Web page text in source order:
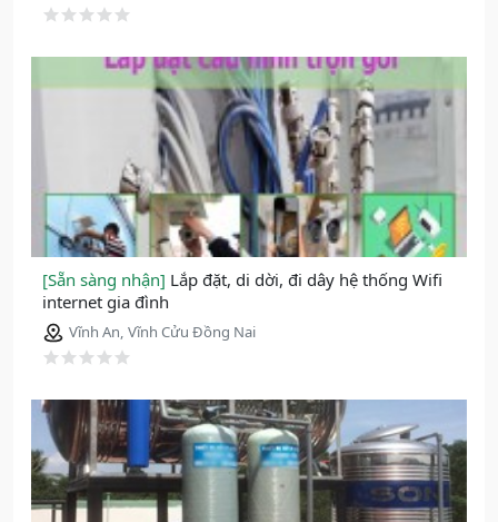
[Sẵn sàng nhận] Lắp đặt, di dời, đi dây hệ thống Wifi
internet gia đình
Vĩnh An, Vĩnh Cửu Đồng Nai